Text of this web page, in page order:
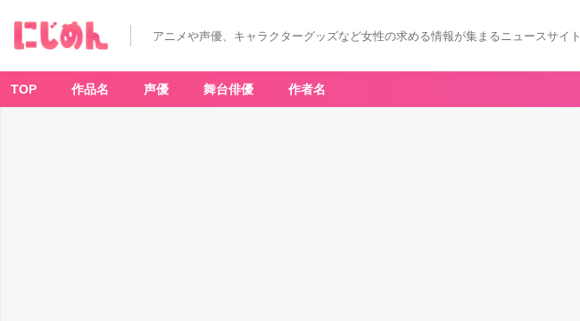
アニメや声優、キャラクターグッズなど女性の求める情報が集まるニュースサイト
TOP 作品名 声優 舞台俳優 作者名